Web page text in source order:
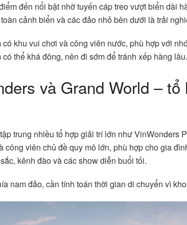
đến nổi bật nhờ tuyến cáp treo vượt biển dài
cảnh biển và các đảo nhỏ bên dưới là trải
có khu vui chơi và công viên nước, phù hợp với
có thể khá đông, nên đi sớm để tránh xếp hàng lâu.
và Grand World –
trung nhiều tổ hợp giải trí lớn như VinWonders
công viên chủ đề quy mô lớn, phù hợp cho gia
kênh đào và các show diễn buổi tối.
nam đảo, cần tính toán thời gian di chuyển vì